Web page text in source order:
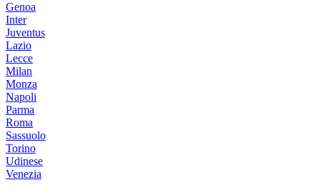
Genoa
Inter
Juventus
Lazio
Lecce
Milan
Monza
Napoli
Parma
Roma
Sassuolo
Torino
Udinese
Venezia